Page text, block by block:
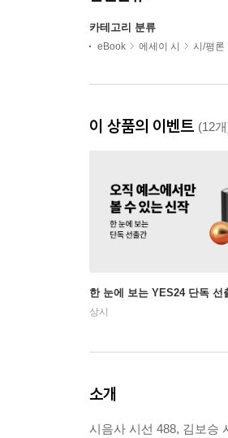
카테고리 분류
eBook 에세이 시 시/평론
이 상품의 이벤트 (12
한 눈에 보는 YES24 단독 선
상시
소개
시음사 시선 488, 김보승